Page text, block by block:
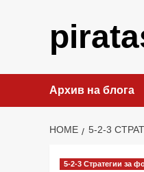
Архив на блога
HOME 5-2-3
5-2-3 Стратегии за